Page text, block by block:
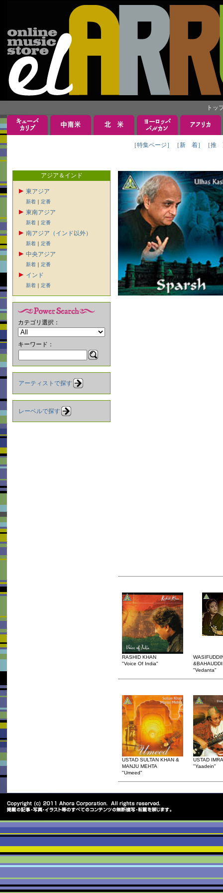
トッ
［特集ページ］ ［新 着］ ［推
アジア＆インド
東アジア
新着 ｜ 定番
東南アジア
新着 ｜ 定番
南アジア（インド以外）
新着 ｜ 定番
中央アジア
新着 ｜ 定番
インド
新着 ｜ 定番
カテゴリ選択：
キーワード：
アーティストで探す
レーベルで探す
RASHID KHAN
"Voice Of India"
"Vedanta"
USTAD SULTAN KHAN &
MANJU MEHTA
"Umeed"
USTAD
"Yaadein"